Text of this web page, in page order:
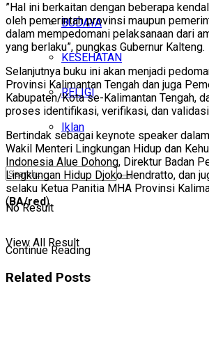
BUDAYA
KESEHATAN
RELIGI
Iklan
No Result
View All Result
”Hal ini berkaitan dengan beberapa
oleh pemerintah provinsi maupun
dalam mempedomani pelaksanaan dari
yang berlaku”, pungkas Gubernur Kalteng.
Selanjutnya buku ini akan menjadi
Provinsi Kalimantan Tengah dan juga
Kabupaten/Kota se-Kalimantan Tengah,
proses identifikasi, verifikasi, dan
Bertindak sebagai keynote speaker
Wakil Menteri Lingkungan Hidup dan
Indonesia Alue Dohong, Direktur Badan
Lingkungan Hidup Djoko Hendratto, dan
selaku Ketua Panitia MHA Provinsi
(BA/red)
Continue Reading
Related Posts